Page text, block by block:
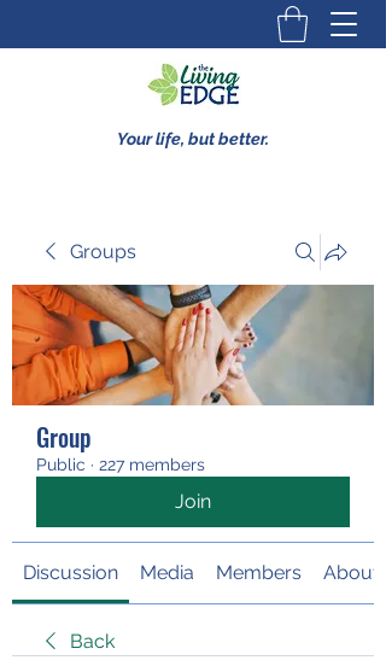
Your life, but better.
Groups
Group
Public · 227 members
Join
Discussion Media Members About
Back